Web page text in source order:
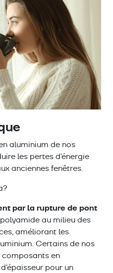
aluminium de nos
les pertes d’énergie
anciennes fenêtres.
par la rupture de pont
au milieu des
améliorant les
Certains de nos
en
pour un